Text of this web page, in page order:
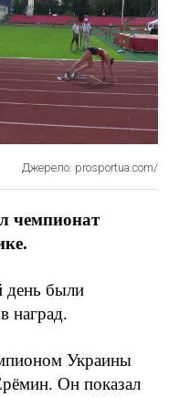
Джерело: prosportua.com/
чемпионат
день были
наград.
Украины
Он показал